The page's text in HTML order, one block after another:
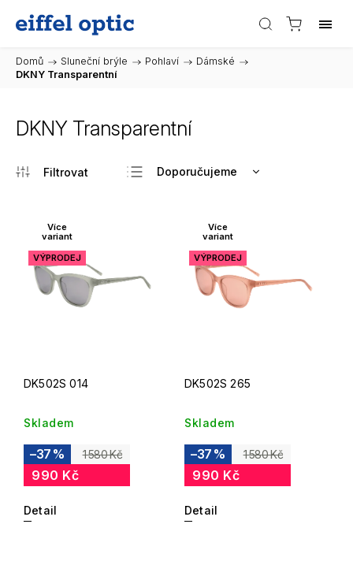
Domů / Sluneční brýle / Pohlaví / Dámské /
DKNY Transparentní
DKNY Transparentní
Doporučujeme
Nejdražší
Abecedně
Více
variant
VÝPRODEJ
DK502S 014
Skladem
1 580 Kč
–37 %
990 Kč
Detail
Více
variant
VÝPRODEJ
DK502S 265
Skladem
1 580 Kč
–37 %
990 Kč
Detail